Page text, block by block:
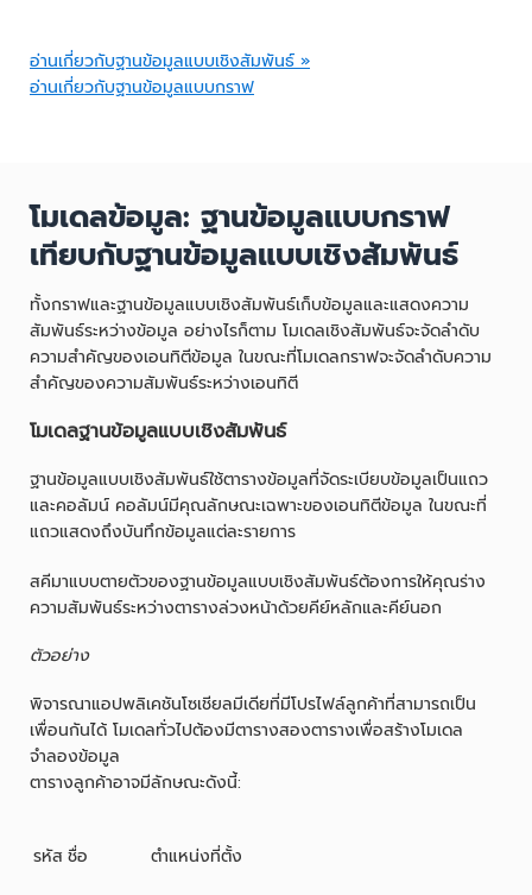
อ่านเกี่ยวกับฐานข้อมูลแบบเชิงสัมพันธ์ »
อ่านเกี่ยวกับฐานข้อมูลแบบกราฟ
โมเดลข้อมูล: ฐานข้อมูลแบบกราฟ
เทียบกับฐานข้อมูลแบบเชิงสัมพันธ์
ทั้งกราฟและฐานข้อมูลแบบเชิงสัมพันธ์เก็บข้อมูลและแสดงความ
สัมพันธ์ระหว่างข้อมูล อย่างไรก็ตาม โมเดลเชิงสัมพันธ์จะจัดลำดับ
ความสำคัญของเอนทิตีข้อมูล ในขณะที่โมเดลกราฟจะจัดลำดับความ
สำคัญของความสัมพันธ์ระหว่างเอนทิตี
โมเดลฐานข้อมูลแบบเชิงสัมพันธ์
ฐานข้อมูลแบบเชิงสัมพันธ์ใช้ตารางข้อมูลที่จัดระเบียบข้อมูลเป็นแถว
และคอลัมน์ คอลัมน์มีคุณลักษณะเฉพาะของเอนทิตีข้อมูล ในขณะที่
แถวแสดงถึงบันทึกข้อมูลแต่ละรายการ
สคีมาแบบตายตัวของฐานข้อมูลแบบเชิงสัมพันธ์ต้องการให้คุณร่าง
ความสัมพันธ์ระหว่างตารางล่วงหน้าด้วยคีย์หลักและคีย์นอก
ตัวอย่าง
พิจารณาแอปพลิเคชันโซเชียลมีเดียที่มีโปรไฟล์ลูกค้าที่สามารถเป็น
เพื่อนกันได้ โมเดลทั่วไปต้องมีตารางสองตารางเพื่อสร้างโมเดล
จำลองข้อมูล
ตารางลูกค้าอาจมีลักษณะดังนี้:
รหัสชื่อ ตำแหน่งที่ตั้ง